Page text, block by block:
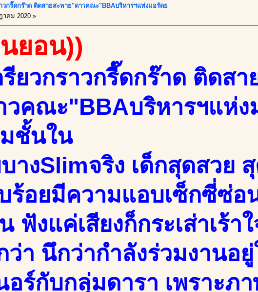
วกรี๊ดกร๊าด ติดสายสะพาย"ดาวคณะ"BBAบริหารฯแห่งมอรัดย
าคม 2020 »
ยอน))
ยวกราวกรี๊ดกร๊าด ติดสา
วคณะ"BBAบริหารฯแห่ง
ชั้นใน
างSlimจริง เด็กสุดสวย
ร้อยมีความแอบเซ็กซี่ซ่อ
ฟังแค่เสียงก็กระเส่าเร้า
ว่า นึกว่ากำลังร่วมงานอ
อร์กับกลุ่มดารา เพราะภ